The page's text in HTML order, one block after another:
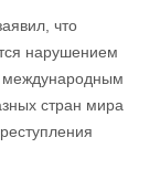
что
нарушением
международным
стран мира